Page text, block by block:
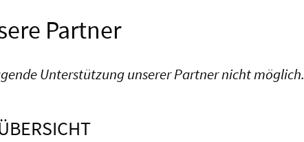
Partner
Unterstützung unserer Partner nicht möglich.